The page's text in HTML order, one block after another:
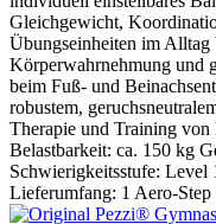
Gleichgewicht,
Übungseinheiten im Alltag
Körperwahrnehmung und
beim Fuß- und
robustem,
Therapie und Training von
Belastbarkeit: ca. 150 kg
Schwierigkeitsstufe: Level
Lieferumfang: 1 Aero-Step